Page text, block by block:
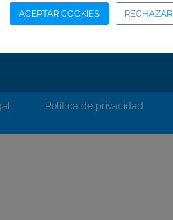
Política de privacidad
ACEPTAR COOKIES